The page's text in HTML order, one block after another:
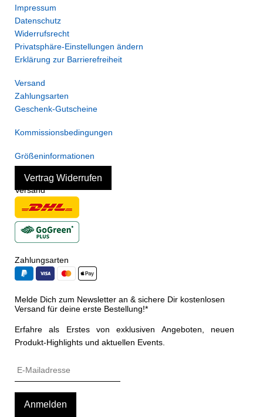
Impressum
Datenschutz
Widerrufsrecht
Privatsphäre-Einstellungen ändern
Erklärung zur Barrierefreiheit
Versand
Zahlungsarten
Geschenk-Gutscheine
Kommissionsbedingungen
Größeninformationen
Vertrag Widerrufen
Versand
Zahlungsarten
Melde Dich zum Newsletter an & sichere Dir kostenlosen
Versand für deine erste Bestellung!*
Erfahre als Erstes von exklusiven Angeboten, neuen
Produkt-Highlights und aktuellen Events.